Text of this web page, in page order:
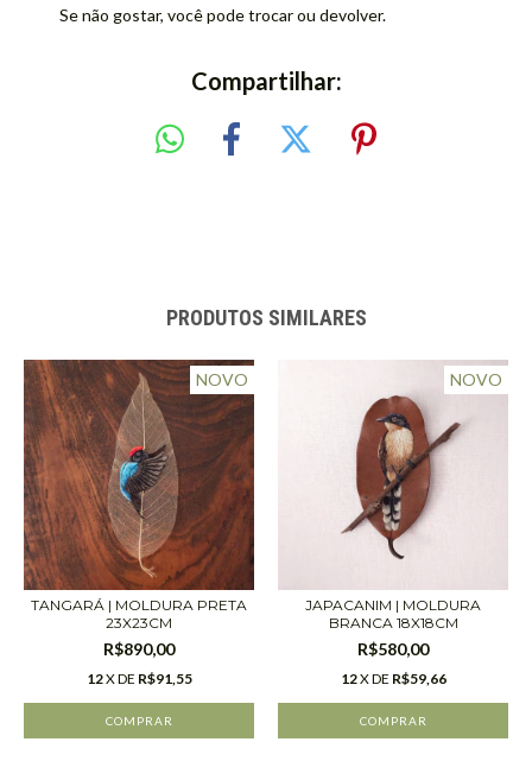
Se não gostar, você pode trocar ou devolver.
Compartilhar:
PRODUTOS SIMILARES
NOVO
TANGARÁ | MOLDURA PRETA
23X23CM
R$890,00
12X DE R$91,55
NOVO
JAPACANIM | MOLDURA
BRANCA 18X18CM
R$580,00
12X DE R$59,66